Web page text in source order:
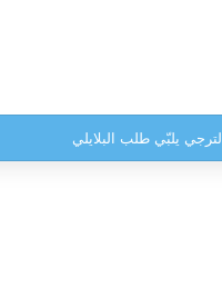
سحب رعدية وأمطار غزيرة متوقعة